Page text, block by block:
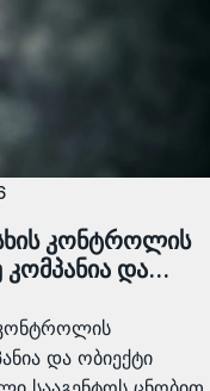
კონტროლის
და…
კონტროლის
და ობიექტი